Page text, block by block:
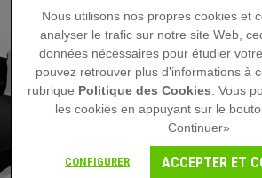
Nous utilisons nos propres cookies et
analyser le trafic sur notre site Web,
données nécessaires pour étudier
pouvez retrouver plus d'informations à
rubrique Politique des Cookies . Vous
les cookies en appuyant sur le
Continuer»
CONFIGURER ACCEPTER ET